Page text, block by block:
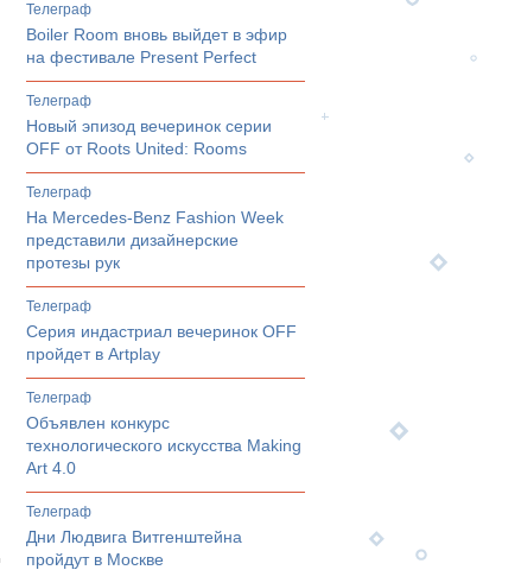
телеграф
Boiler Room вновь выйдет в эфир
на фестивале Present Perfect
телеграф
Новый эпизод вечеринок серии
OFF от Roots United: Rooms
телеграф
На Mercedes-Benz Fashion Week
представили дизайнерские
протезы рук
телеграф
Серия индастриал вечеринок OFF
пройдет в Artplay
телеграф
Объявлен конкурс
технологического искусства Making
Art 4.0
телеграф
Дни Людвига Витгенштейна
пройдут в Москве